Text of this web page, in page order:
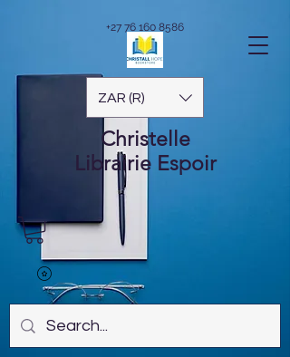
ZAR (R)
Christelle
Librairie Espoir
+27 76 160 8586